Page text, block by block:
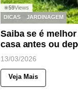
◉59Views
DICAS
JARDINAGEM
Saiba se é
casa antes ou
13/03/2026
Veja Mais